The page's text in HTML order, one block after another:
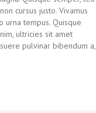
cursus justo. Vivamus
tempus. Quisque
ultricies sit amet
pulvinar bibendum a,